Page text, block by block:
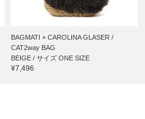
BAGMATI × CAROLINA GLASER /
CAT2way BAG
BEIGE / サイズ ONE SIZE
¥7,496